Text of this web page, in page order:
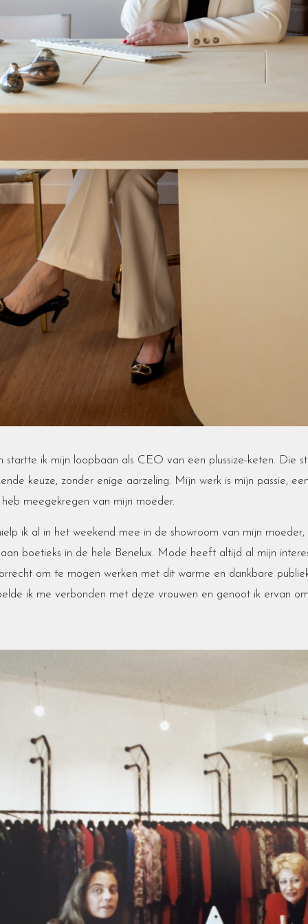
startte ik mijn loopbaan als CEO van een plussize-keten. Die
keuze, zonder enige aarzeling. Mijn werk is mijn passie,
meegekregen van mijn moeder.
ik al in het weekend mee in de showroom van mijn moeder,
boetieks in de hele Benelux. Mode heeft altijd al mijn
om te mogen werken met dit warme en dankbare
ik me verbonden met deze vrouwen en genoot ik ervan